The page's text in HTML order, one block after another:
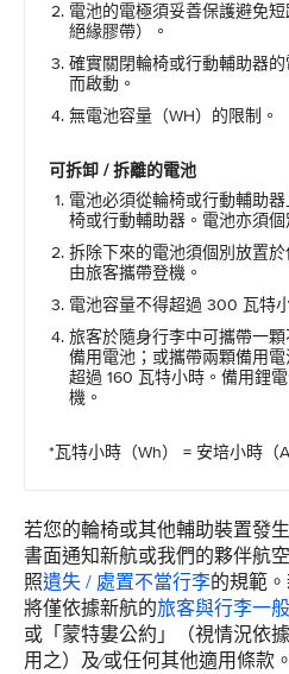
電池的電極須妥善保護避免
絕緣膠帶）。
確實關閉輪椅或行動輔助器
而啟動。
無電池容量（WH）的限制。
可拆卸 / 拆離的電池
電池必須從輪椅或行動輔助
椅或行動輔助器。電池亦須
拆除下來的電池須個別放置
由旅客攜帶登機。
電池容量不得超過 300 瓦特
旅客於隨身行李中可攜帶一
備用電池；或攜帶兩顆備用
超過 160 瓦特小時。備用鋰
機。
*瓦特小時（Wh） = 安培小時（
若您的輪椅或其他輔助裝置發
書面通知新航或我們的夥伴航
照遺失 / 處置不當行李的規範
將僅依據新航的旅客與行李一
或「蒙特婁公約」（視情況依
用之）及∕或任何其他適用條款。